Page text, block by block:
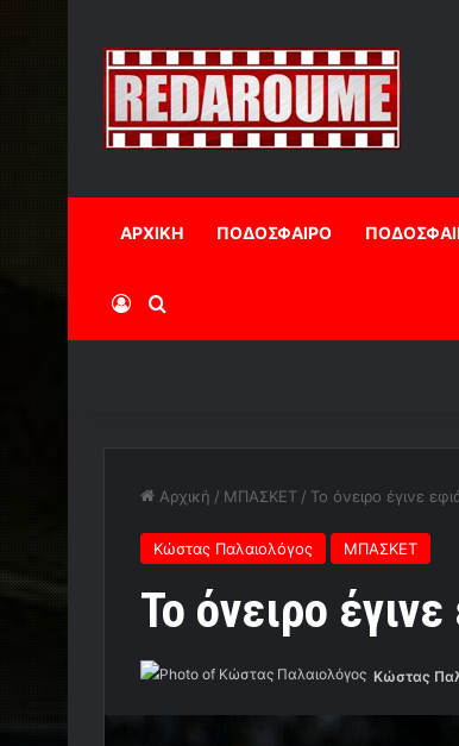
ΑΡΧΙΚΗ ΠΟΔΟΣΦΑΙΡΟ
Log InΑναζήτηση
Αρχική / ΜΠΑΣΚΕΤ / Το όνειρο έγινε
Κώστας Παλαιολόγος ΜΠΑΣΚΕΤ
Το όνειρο
Κώστας